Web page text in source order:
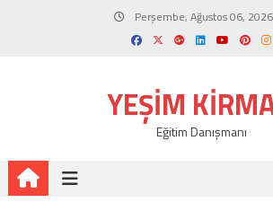
Perşembe, Ağustos 06, 2026
YEŞIM
Eğitim Danışmanı